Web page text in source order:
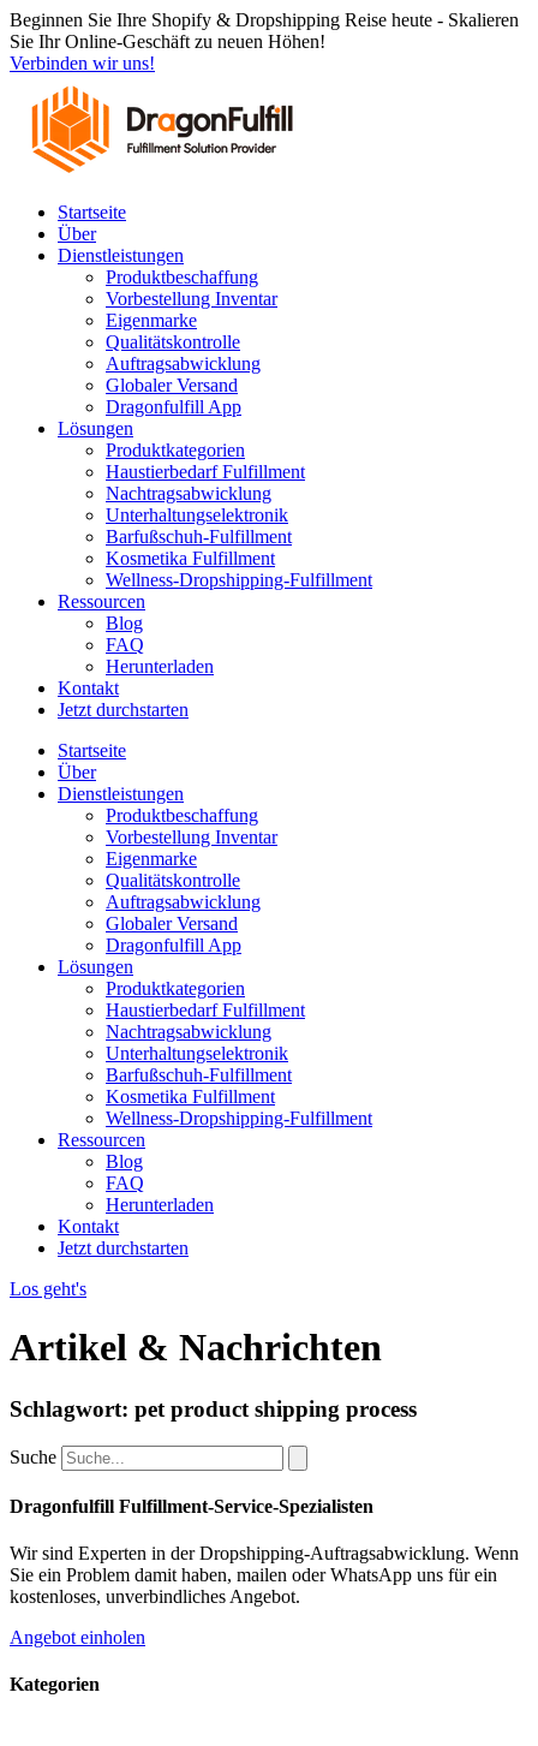
Zum
Inhalt
springen
Beginnen Sie Ihre Shopify & Dropshipping Reise heute - Skalieren
Sie Ihr Online-Geschäft zu neuen Höhen!
Verbinden wir uns!
Startseite
Über
Dienstleistungen
Produktbeschaffung
Vorbestellung Inventar
Eigenmarke
Qualitätskontrolle
Auftragsabwicklung
Globaler Versand
Dragonfulfill App
Lösungen
Produktkategorien
Haustierbedarf Fulfillment
Nachtragsabwicklung
Unterhaltungselektronik
Barfußschuh-Fulfillment
Kosmetika Fulfillment
Wellness-Dropshipping-Fulfillment
Ressourcen
Blog
FAQ
Herunterladen
Kontakt
Jetzt durchstarten
Startseite
Über
Dienstleistungen
Produktbeschaffung
Vorbestellung Inventar
Eigenmarke
Qualitätskontrolle
Auftragsabwicklung
Globaler Versand
Dragonfulfill App
Lösungen
Produktkategorien
Haustierbedarf Fulfillment
Nachtragsabwicklung
Unterhaltungselektronik
Barfußschuh-Fulfillment
Kosmetika Fulfillment
Wellness-Dropshipping-Fulfillment
Ressourcen
Blog
FAQ
Herunterladen
Kontakt
Jetzt durchstarten
Los geht's
Artikel & Nachrichten
Schlagwort: pet product shipping process
Suche
Dragonfulfill Fulfillment-Service-Spezialisten
Wir sind Experten in der Dropshipping-Auftragsabwicklung. Wenn
Sie ein Problem damit haben, mailen oder WhatsApp uns für ein
kostenloses, unverbindliches Angebot.
Angebot einholen
Kategorien